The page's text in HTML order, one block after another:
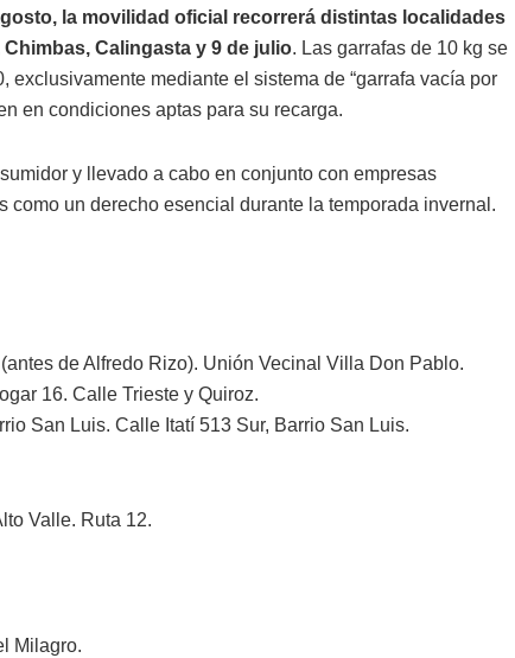
la movilidad oficial recorrerá distintas localidades
Calingasta y 9 de julio. Las garrafas de 10 kg se
exclusivamente mediante el sistema de “garrafa vacía por
en condiciones aptas para su recarga.
y llevado a cabo en conjunto con empresas
como un derecho esencial durante la temporada invernal.
de Alfredo Rizo). Unión Vecinal Villa Don Pablo.
16. Calle Trieste y Quiroz.
San Luis. Calle Itatí 513 Sur, Barrio San Luis.
Valle. Ruta 12.
Milagro.